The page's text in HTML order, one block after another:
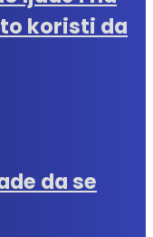
koristi da
da se